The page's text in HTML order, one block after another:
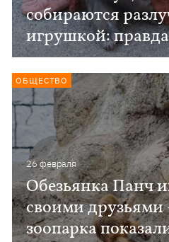
собираются
игрушкой:
26 февраля
Обезьянка Панч
своими
зоопарка
ОБЩЕСТВО